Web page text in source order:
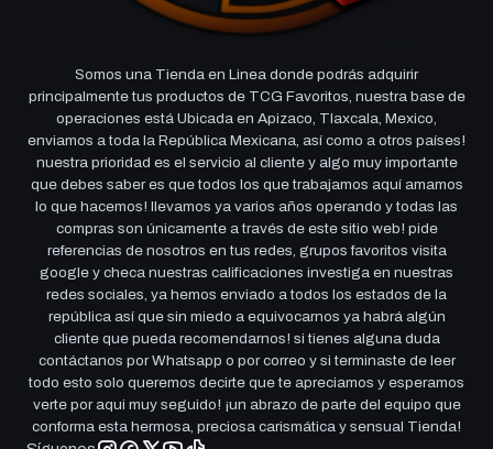
Somos una Tienda en Linea donde podrás adquirir
principalmente tus productos de TCG Favoritos, nuestra base de
operaciones está Ubicada en Apizaco, Tlaxcala, Mexico,
enviamos a toda la República Mexicana, así como a otros países!
nuestra prioridad es el servicio al cliente y algo muy importante
que debes saber es que todos los que trabajamos aquí amamos
lo que hacemos! llevamos ya varios años operando y todas las
compras son únicamente a través de este sitio web! pide
referencias de nosotros en tus redes, grupos favoritos visita
google y checa nuestras calificaciones investiga en nuestras
redes sociales, ya hemos enviado a todos los estados de la
república así que sin miedo a equivocarnos ya habrá algún
cliente que pueda recomendarnos! si tienes alguna duda
contáctanos por Whatsapp o por correo y si terminaste de leer
todo esto solo queremos decirte que te apreciamos y esperamos
verte por aqui muy seguido! ¡un abrazo de parte del equipo que
conforma esta hermosa, preciosa carismática y sensual Tienda!